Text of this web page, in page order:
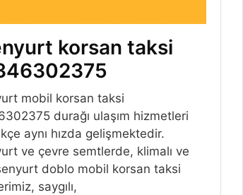
korsan taksi
mobil korsan taksi
durağı ulaşım hizmetleri
aynı hızda gelişmektedir.
ve çevre semtlerde, klimalı ve
doblo mobil korsan taksi
saygılı,